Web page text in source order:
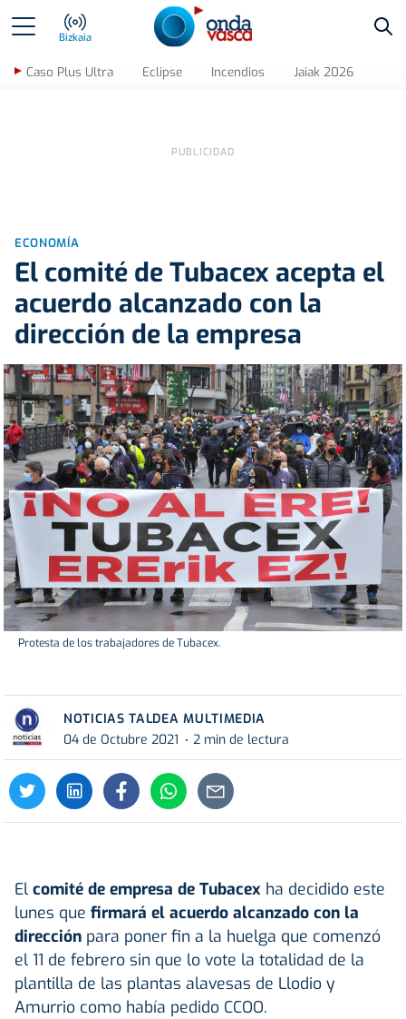
Bizkaia
Caso Plus Ultra Eclipse Incendios Jaiak 2026
ECONOMÍA
El comité de Tubacex acepta el
acuerdo alcanzado con la
dirección de la empresa
Protesta de los trabajadores de Tubacex.
NOTICIAS TALDEA MULTIMEDIA
04 de Octubre 2021
2 min de lectura
El comité de empresa de Tubacex ha decidido este
lunes que firmará el acuerdo alcanzado con la
dirección para poner fin a la huelga que comenzó
el 11 de febrero sin que lo vote la totalidad de la
plantilla de las plantas alavesas de Llodio y
Amurrio como había pedido CCOO.